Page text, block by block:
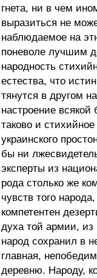
гнета, ни в чем
выразиться не
наблюдаемое на
поневоле лучшим
народность
естества, что
тянутся в другом
настроение
таково и
украинского
бы ни
эксперты из
рода столько же
чувств того
компетентен
духа той армии, из
народ сохранил в
главная,
деревню. Народу,